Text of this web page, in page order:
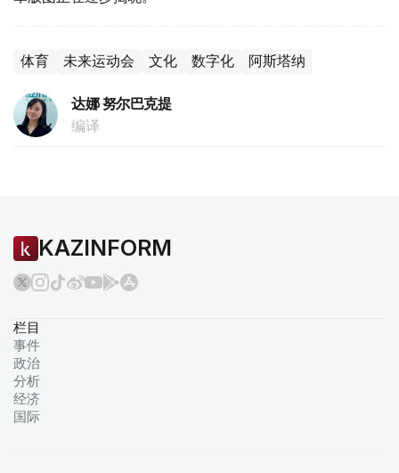
体育 未来运动会 文化 数字化 阿斯塔纳
达娜 努尔巴克提
编译
KAZINFORM
栏目
事件
政治
分析
经济
国际